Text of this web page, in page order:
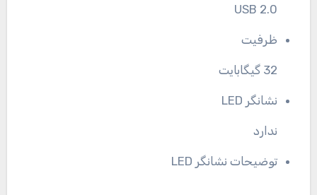
USB 2.0
ظرفیت
32 گیگابایت
نشانگر LED
ندارد
توضیحات نشانگر LED